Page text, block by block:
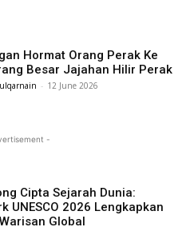
Hormat Orang Perak Ke
Besar Jajahan Hilir Perak
- 12 June 2026
-
Cipta Sejarah Dunia:
UNESCO 2026 Lengkapkan
Global